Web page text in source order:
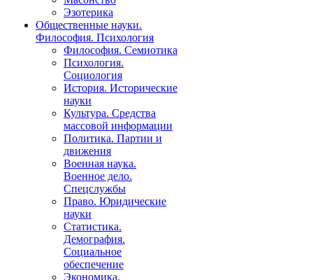
Эзотерика
Общественные науки.
Философия. Психология
Философия. Семиотика
Психология.
Социология
История. Исторические
науки
Культура. Средства
массовой информации
Политика. Партии и
движения
Военная наука.
Военное дело.
Спецслужбы
Право. Юридические
науки
Статистика.
Демография.
Социальное
обеспечение
Экономика.